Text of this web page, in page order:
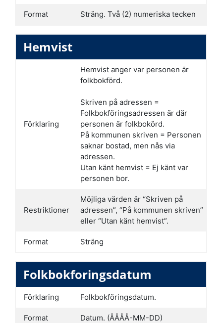
Format Sträng. Två (2) numeriska tecken
Hemvist
Förklaring
Hemvist anger var personen är
folkbokförd.
Skriven på adressen =
Folkbokföringsadressen är där
personen är folkbokörd.
På kommunen skriven = Personen
saknar bostad, men nås via
adressen.
Utan känt hemvist = Ej känt var
personen bor.
Restriktioner
Möjliga värden är “Skriven på
adressen”, “På kommunen skriven”
eller “Utan känt hemvist”.
Format Sträng
Folkbokforingsdatum
Förklaring Folkbokföringsdatum.
Format Datum. (ÅÅÅÅ-MM-DD)